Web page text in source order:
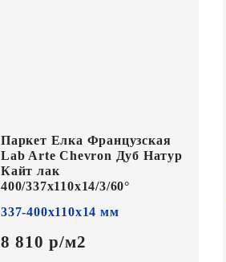
Паркет Елка Французская
Lab Arte Chevron Дуб Натур
Кайт лак
400/337х110х14/3/60°
337-400х110х14 мм
8 810 р/м2